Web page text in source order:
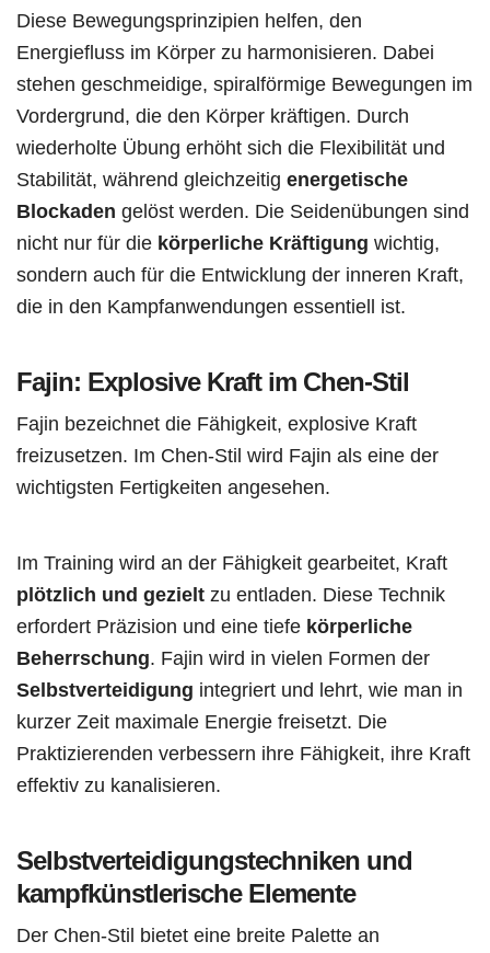
Diese Bewegungsprinzipien helfen, den
Energiefluss im Körper zu harmonisieren. Dabei
stehen geschmeidige, spiralförmige Bewegungen im
Vordergrund, die den Körper kräftigen. Durch
wiederholte Übung erhöht sich die Flexibilität und
Stabilität, während gleichzeitig energetische
Blockaden gelöst werden. Die Seidenübungen sind
nicht nur für die körperliche Kräftigung wichtig,
sondern auch für die Entwicklung der inneren Kraft,
die in den Kampfanwendungen essentiell ist.
Fajin: Explosive Kraft im Chen-Stil
Fajin bezeichnet die Fähigkeit, explosive Kraft
freizusetzen. Im Chen-Stil wird Fajin als eine der
wichtigsten Fertigkeiten angesehen.
Im Training wird an der Fähigkeit gearbeitet, Kraft
plötzlich und gezielt zu entladen. Diese Technik
erfordert Präzision und eine tiefe körperliche
Beherrschung. Fajin wird in vielen Formen der
Selbstverteidigung integriert und lehrt, wie man in
kurzer Zeit maximale Energie freisetzt. Die
Praktizierenden verbessern ihre Fähigkeit, ihre Kraft
effektiv zu kanalisieren.
Selbstverteidigungstechniken und
kampfkünstlerische Elemente
Der Chen-Stil bietet eine breite Palette an